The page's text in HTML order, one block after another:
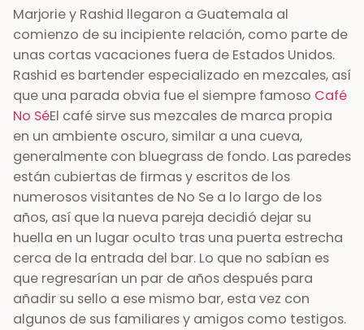
Marjorie y Rashid llegaron a Guatemala al
comienzo de su incipiente relación, como parte de
unas cortas vacaciones fuera de Estados Unidos.
Rashid es bartender especializado en mezcales, así
que una parada obvia fue el siempre famoso Café
No SéEl café sirve sus mezcales de marca propia
en un ambiente oscuro, similar a una cueva,
generalmente con bluegrass de fondo. Las paredes
están cubiertas de firmas y escritos de los
numerosos visitantes de No Se a lo largo de los
años, así que la nueva pareja decidió dejar su
huella en un lugar oculto tras una puerta estrecha
cerca de la entrada del bar. Lo que no sabían es
que regresarían un par de años después para
añadir su sello a ese mismo bar, esta vez con
algunos de sus familiares y amigos como testigos.